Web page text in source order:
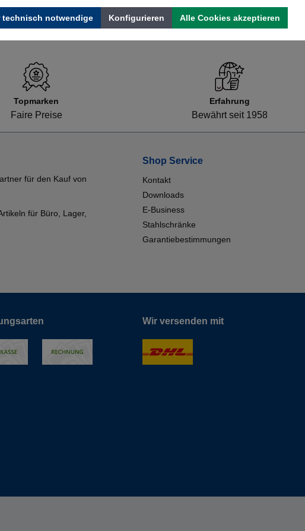
Topmarken
Faire Preise
Erfahrung
Bewährt seit 1958
für den Kauf von
für Büro, Lager,
Shop Service
Kontakt
Downloads
E-Business
Stahlschränke
Garantiebestimmungen
Wir versenden mit
technisch notwendige Konfigurieren Alle Cookies akzeptieren